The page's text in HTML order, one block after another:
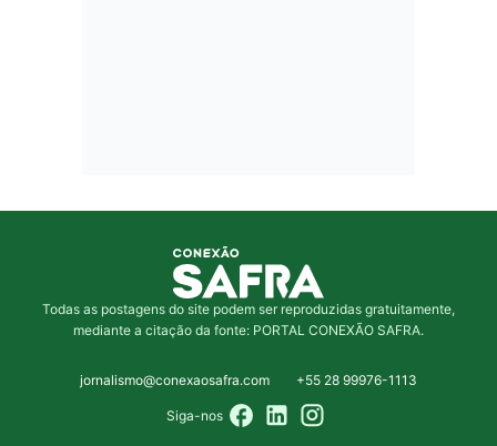
Todas as postagens do site podem ser reproduzidas gratuitamente,
mediante a citação da fonte: PORTAL CONEXÃO SAFRA.
jornalismo@conexaosafra.com +55 28 99976-1113
Siga-nos